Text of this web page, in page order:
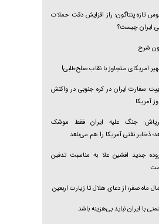
تازه پنتاگون؛ راز افزایش دقت حملات
ایران چیست؟
شرح
امریکای متجاوز با نقاب صلح‌طلبی!
سفارت ایران در کره جنوبی در واکنش
آمریکا
‏جنگ علیه ایران فقط موشک
ذخایر نفتی آمریکا را هم می‌بلعد
جدید افشین علا به مناسبت تدفین
ماه صفر؛ از دعای هلال تا زیارت اربعین
با ایران نباید بی‌هزینه باشد